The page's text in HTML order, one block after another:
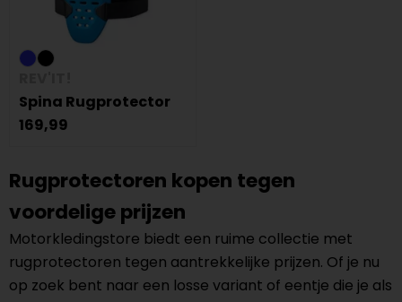
Spina Rugprotector
169,99
Rugprotectoren kopen tegen
voordelige prijzen
Motorkledingstore biedt een ruime collectie met
rugprotectoren tegen aantrekkelijke prijzen. Of je nu
op zoek bent naar een losse variant of eentje die je als